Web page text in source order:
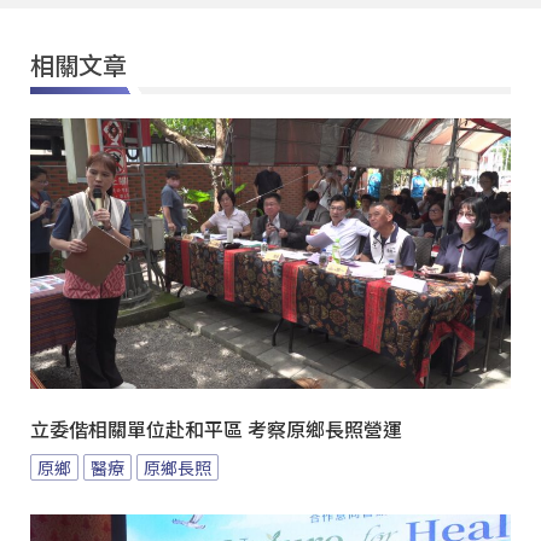
相關文章
立委偕相關單位赴和平區 考察原鄉長照營運
原鄉 醫療 原鄉長照